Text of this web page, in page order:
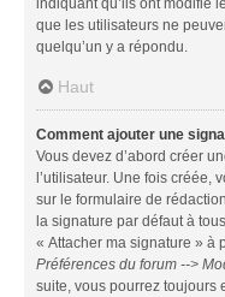
que les utilisateurs ne
quelqu’un y a répondu.
Haut
Comment ajouter une
Vous devez d’abord créer
l’utilisateur. Une fois créée,
sur le formulaire de
la signature par défaut à
« Attacher ma signature » à
Préférences du forum -->
suite, vous pourrez toujours